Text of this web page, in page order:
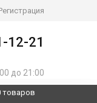
12-21
до 21:00
товаров